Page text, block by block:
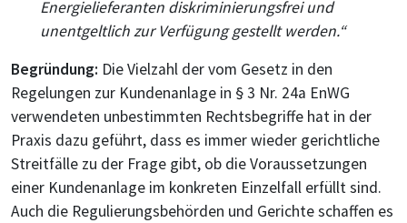
Energielieferanten diskriminierungsfrei und
unentgeltlich zur Verfügung gestellt werden.“
Begründung: Die Vielzahl der vom Gesetz in den
Regelungen zur Kundenanlage in § 3 Nr. 24a EnWG
verwendeten unbestimmten Rechtsbegriffe hat in der
Praxis dazu geführt, dass es immer wieder gerichtliche
Streitfälle zu der Frage gibt, ob die Voraussetzungen
einer Kundenanlage im konkreten Einzelfall erfüllt sind.
Auch die Regulierungsbehörden und Gerichte schaffen es